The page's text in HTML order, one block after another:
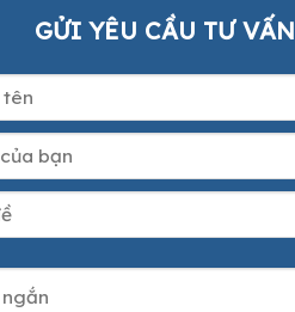
GỬI YÊU CẦU TƯ VẤN